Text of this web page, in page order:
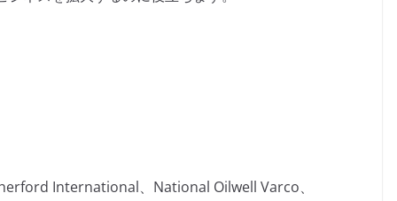
International、National Oilwell Varco、